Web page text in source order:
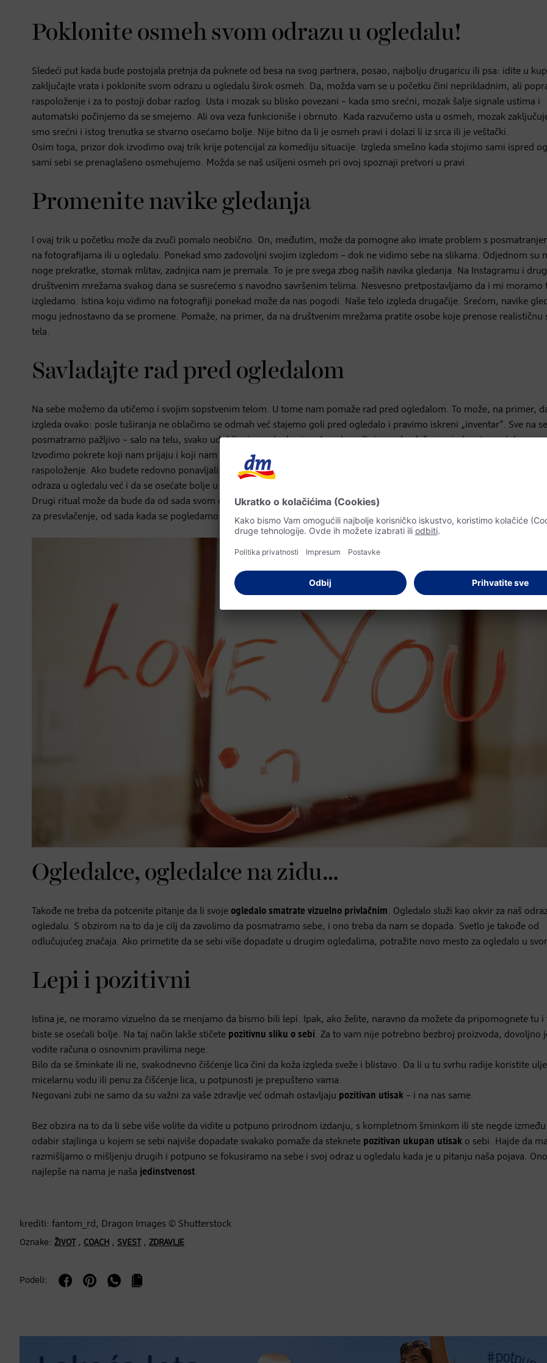
Poklonite osmeh svom odrazu u ogledalu!
Sledeći put kada bude postojala pretnja da puknete od besa na svog partnera, posao, najbolju drugaricu ili psa: idite u
zaključajte vrata i poklonite svom odrazu u ogledalu širok osmeh. Da, možda vam se u početku čini neprikladnim, ali
raspoloženje i za to postoji dobar razlog. Usta i mozak su blisko povezani – kada smo srećni, mozak šalje signale ustima i
automatski počinjemo da se smejemo. Ali ova veza funkcioniše i obrnuto. Kada razvučemo usta u osmeh, mozak
smo srećni i istog trenutka se stvarno osećamo bolje. Nije bitno da li je osmeh pravi i dolazi li iz srca ili je veštački.
Osim toga, prizor dok izvodimo ovaj trik krije potencijal za komediju situacije. Izgleda smešno kada stojimo sami ispred
sami sebi se prenaglašeno osmehujemo. Možda se naš usiljeni osmeh pri ovoj spoznaji pretvori u pravi.
Promenite navike gledanja
I ovaj trik u početku može da zvuči pomalo neobično. On, međutim, može da pomogne ako imate problem s
na fotografijama ili u ogledalu. Ponekad smo zadovoljni svojim izgledom – dok ne vidimo sebe na slikama. Odjednom su
noge prekratke, stomak mlitav, zadnjica nam je premala. To je pre svega zbog naših navika gledanja. Na Instagramu i
društvenim mrežama svakog dana se susrećemo s navodno savršenim telima. Nesvesno pretpostavljamo da i mi moramo
izgledamo. Istina koju vidimo na fotografiji ponekad može da nas pogodi. Naše telo izgleda drugačije. Srećom, navike
mogu jednostavno da se promene. Pomaže, na primer, da na društvenim mrežama pratite osobe koje prenose realističnu
tela.
Savladajte rad pred ogledalom
Na sebe možemo da utičemo i svojim sopstvenim telom. U tome nam pomaže rad pred ogledalom. To može, na primer,
izgleda ovako: posle tuširanja ne oblačimo se odmah već stajemo goli pred ogledalo i pravimo iskreni „inventar“. Sve na
posmatramo pažljivo – salo na telu, svako udubljenje, svaku boricu. A onda počinjemo da plešemo, jednostavno tako, za
Izvodimo pokrete koji nam prijaju i koji nam se dopadaju u ogledalu. Ako želite, možete da pustite svoju plej listu za dobro
raspoloženje. Ako budete redovno ponavljali ovaj ritual, ustanovićete ne samo da možete da se naviknete na prizor
odraza u ogledalu već i da se osećate bolje u svojoj koži.
Drugi ritual može da bude da od sada svom odrazu u ogledalu pristupamo pozitivno. Bez obzira na to da li smo u liftu ili u
za presvlačenje, od sada kada se pogledamo u ogledalu bacamo sebi pet.
Ogledalce, ogledalce na zidu…
Takođe ne treba da potcenite pitanje da li svoje ogledalo smatrate vizuelno privlačnim. Ogledalo služi kao okvir za naš
ogledalu. S obzirom na to da je cilj da zavolimo da posmatramo sebe, i ono treba da nam se dopada. Svetlo je takođe od
odlučujućeg značaja. Ako primetite da se sebi više dopadate u drugim ogledalima, potražite novo mesto za ogledalo u
Lepi i pozitivni
Istina je, ne moramo vizuelno da se menjamo da bismo bili lepi. Ipak, ako želite, naravno da možete da pripomognete tu i
biste se osećali bolje. Na taj način lakše stičete pozitivnu sliku o sebi. Za to vam nije potrebno bezbroj proizvoda, dovoljno
vodite računa o osnovnim pravilima nege.
Bilo da se šminkate ili ne, svakodnevno čišćenje lica čini da koža izgleda sveže i blistavo. Da li u tu svrhu radije koristite
micelarnu vodu ili penu za čišćenje lica, u potpunosti je prepušteno vama.
Negovani zubi ne samo da su važni za vaše zdravlje već odmah ostavljaju pozitivan utisak – i na nas same.
Bez obzira na to da li sebe više volite da vidite u potpuno prirodnom izdanju, s kompletnom šminkom ili ste negde između
odabir stajlinga u kojem se sebi najviše dopadate svakako pomaže da steknete pozitivan ukupan utisak o sebi. Hajde da
razmišljamo o mišljenju drugih i potpuno se fokusiramo na sebe i svoj odraz u ogledalu kada je u pitanju naša pojava. Ono
najlepše na nama je naša jedinstvenost.
krediti: fantom_rd, Dragon Images © Shutterstock
Oznake: ŽIVOT , COACH , SVEST , ZDRAVLJE
Podeli: